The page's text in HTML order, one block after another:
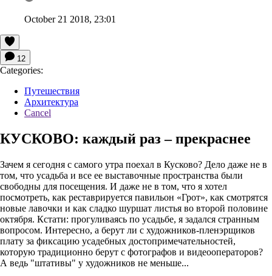
October 21 2018, 23:01
12
Categories:
Путешествия
Архитектура
Cancel
КУСКОВО: каждый раз – прекраснее
Зачем я сегодня с самого утра поехал в Кусково? Дело даже не в
том, что усадьба и все ее выставочные пространства были
свободны для посещения. И даже не в том, что я хотел
посмотреть, как реставрируется павильон «Грот», как смотрятся
новые лавочки и как сладко шуршат листья во второй половине
октября. Кстати: прогуливаясь по усадьбе, я задался странным
вопросом. Интересно, а берут ли с художников-пленэрщиков
плату за фиксацию усадебных достопримечательностей,
которую традиционно берут с фотографов и видеооператоров?
А ведь "штативы" у художников не меньше...